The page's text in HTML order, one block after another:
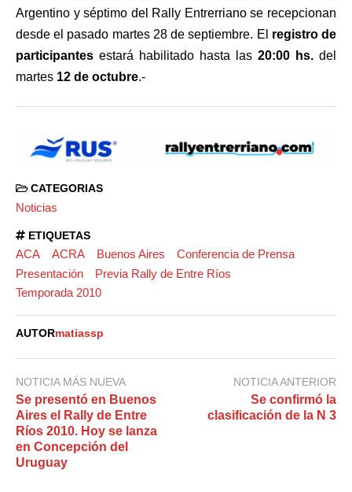
Argentino y séptimo del Rally Entrerriano se recepcionan
desde el pasado martes 28 de septiembre. El registro de
participantes estará habilitado hasta las 20:00 hs. del
martes 12 de octubre.-
CATEGORIAS
Noticias
ETIQUETAS
ACA ACRA Buenos Aires
Conferencia de Prensa
Presentación
Previa Rally de Entre Ríos
Temporada 2010
AUTORmatiassp
NOTICIA MÁS NUEVA
Se presentó en Buenos
Aires el Rally de Entre
Ríos 2010. Hoy se lanza
en Concepción del
Uruguay
NOTICIA ANTERIOR
Se confirmó la
clasificación de la N 3